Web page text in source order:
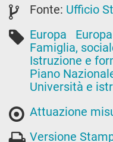
Fonte: Ufficio
Europa
Famiglia,
Istruzione e
Piano
Università e
Attuazione
Versione